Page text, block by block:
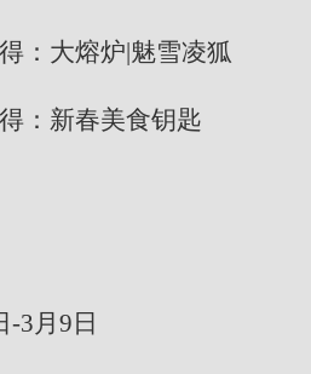
：大熔炉|魅雪凌狐
：新春美食钥匙
-3月9日